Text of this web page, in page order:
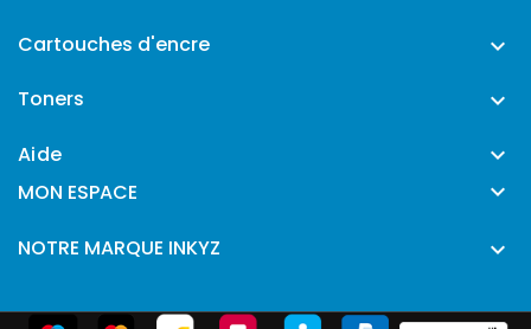
Cartouches d'encre 
Toners 
Aide 
MON ESPACE 
NOTRE MARQUE INKYZ 